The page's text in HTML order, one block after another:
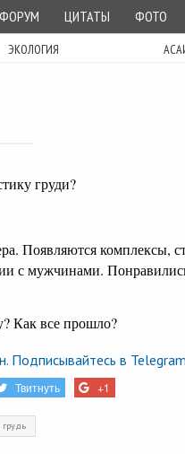
ФОРУМ ЦИТАТЫ ФОТО
ЭКОЛОГИЯ
груди?
Появляются комплексы,
с мужчинами.
Как все прошло?
Подписывайтесь в
Твитнуть +1
грудь